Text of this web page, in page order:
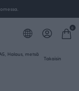
0
Halaus, metsä
Takaisin